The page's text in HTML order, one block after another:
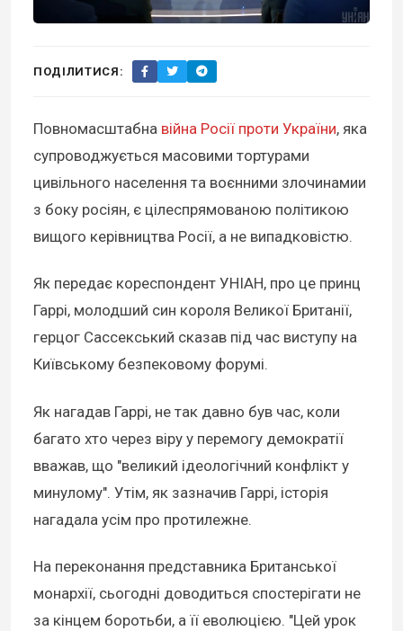
ПОДІЛИТИСЯ:
Повномасштабна війна Росії проти України, яка
супроводжується масовими тортурами
цивільного населення та воєнними злочинамии
з боку росіян, є цілеспрямованою політикою
вищого керівництва Росії, а не випадковістю.
Як передає кореспондент УНІАН, про це принц
Гаррі, молодший син короля Великої Британії,
герцог Сассекський сказав під час виступу на
Київському безпековому форумі.
Як нагадав Гаррі, не так давно був час, коли
багато хто через віру у перемогу демократії
вважав, що "великий ідеологічний конфлікт у
минулому". Утім, як зазначив Гаррі, історія
нагадала усім про протилежне.
На переконання представника Британської
монархії, сьогодні доводиться спостерігати не
за кінцем боротьби, а її еволюцією. "Цей урок